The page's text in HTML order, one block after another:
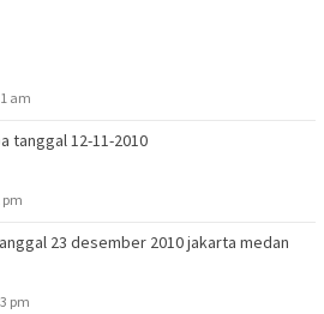
am
tanggal 12-11-2010
pm
23 desember 2010 jakarta medan
pm